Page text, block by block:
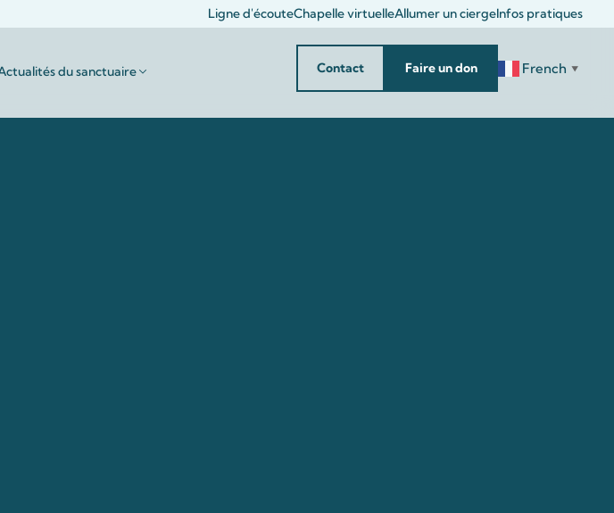
Ligne d'écouteChapelle virtuelleAllumer un ciergeInfos pratiques
du sanctuaire Contact Faire un don French ▼